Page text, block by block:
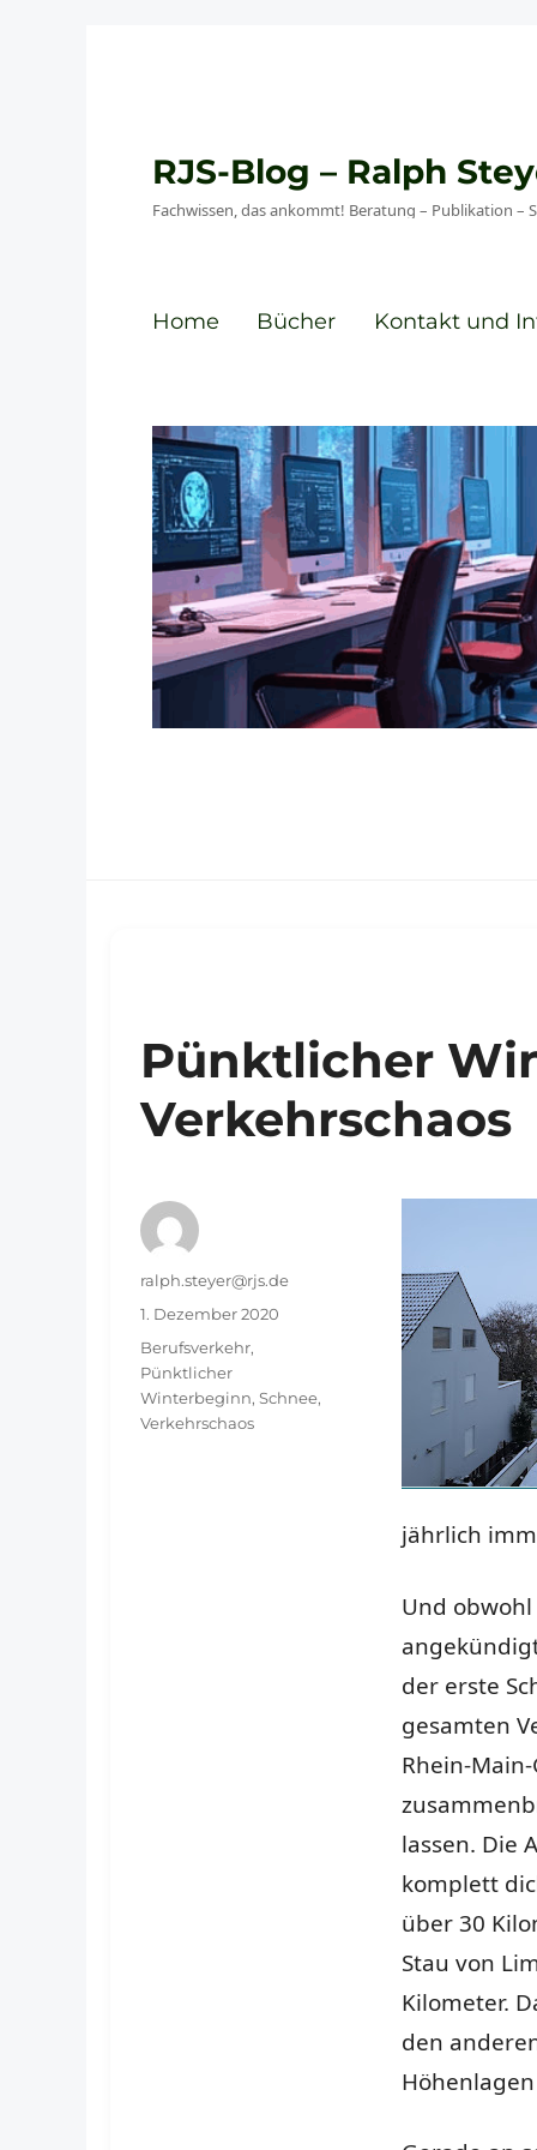
RJS-Blog – Ralph
Fachwissen, das ankommt! Beratung – Publikation –
Home Bücher Kontakt und
Pünktlicher
Verkehrschaos
jährlich
Und obwohl
der erste
gesamten
Rhein-
lassen. Die
komplett
über 30
Stau von
Kilometer.
den
Autor
ralph.steyer@rjs.de
Veröffentlicht
am
1. Dezember 2020
Schlagwörter
Berufsverkehr,
Pünktlicher
Winterbeginn, Schnee,
Verkehrschaos